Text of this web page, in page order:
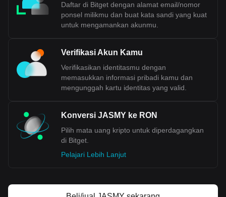
Daftar di Bitget dengan alamat email/nomor
ponsel milikmu dan buat kata sandi yang kuat
untuk mengamankan akunmu.
Verifikasi Akun Kamu
Verifikasikan identitasmu dengan
memasukkan informasi pribadi kamu dan
mengunggah kartu identitas yang valid.
Konversi JASMY ke RON
Pilih mata uang kripto untuk diperdagangkan
di Bitget.
Pelajari Lebih Lanjut